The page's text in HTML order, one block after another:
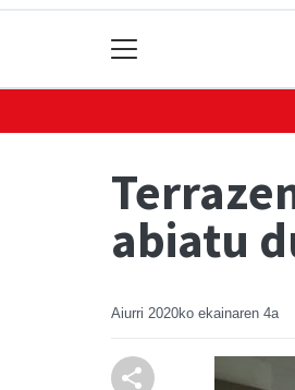
abiatu
Aiurri 2020ko ekainaren 4a